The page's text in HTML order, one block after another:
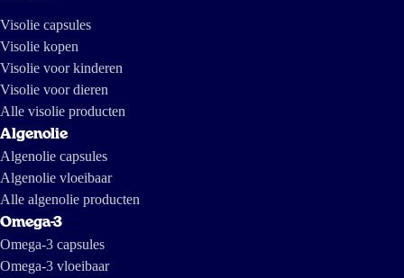
Visolie capsules
Visolie kopen
Visolie voor kinderen
Visolie voor dieren
Alle visolie producten
Algenolie
Algenolie capsules
Algenolie vloeibaar
Alle algenolie producten
Omega-3
Omega-3 capsules
Omega-3 vloeibaar